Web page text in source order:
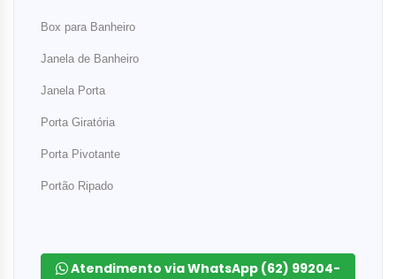
Box para Banheiro
Janela de Banheiro
Janela Porta
Porta Giratória
Porta Pivotante
Portão Ripado
Atendimento via WhatsApp (62) 99204-